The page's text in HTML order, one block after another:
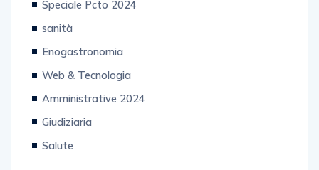
Speciale Pcto 2024
sanità
Enogastronomia
Web & Tecnologia
Amministrative 2024
Giudiziaria
Salute